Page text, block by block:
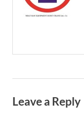
Leave a Reply